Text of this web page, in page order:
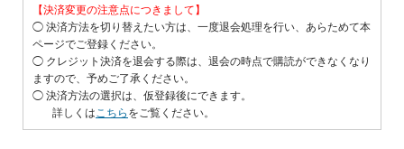
【決済変更の注意点につきまして】
◯ 決済方法を切り替えたい方は、一度退会処理を行い、あらためて本
ページでご登録ください。
◯ クレジット決済を退会する際は、退会の時点で購読ができなくなり
ますので、予めご了承ください。
◯ 決済方法の選択は、仮登録後にできます。
詳しくは こちらをご覧ください。